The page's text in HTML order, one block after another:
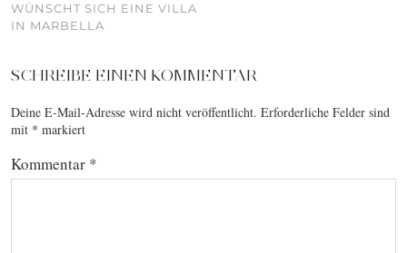
WÜNSCHT SICH EINE VILLA
IN MARBELLA
SCHREIBE EINEN KOMMENTAR
Deine E-Mail-Adresse wird nicht veröffentlicht. Erforderliche Felder sind
mit * markiert
Kommentar *